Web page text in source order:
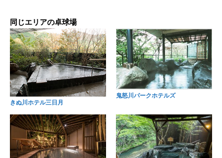
同じエリアの卓球場
きぬ川ホテル三日月
鬼怒川パークホテルズ